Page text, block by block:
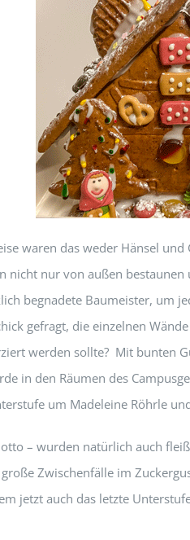
waren das weder Hänsel
nicht nur von außen
begnadete Baumeister, um
gefragt, die einzelnen
werden sollte? Mit bunten
in den Räumen des
um Madeleine Röhrle
– wurden natürlich auch
Zwischenfälle im
jetzt auch das letzte